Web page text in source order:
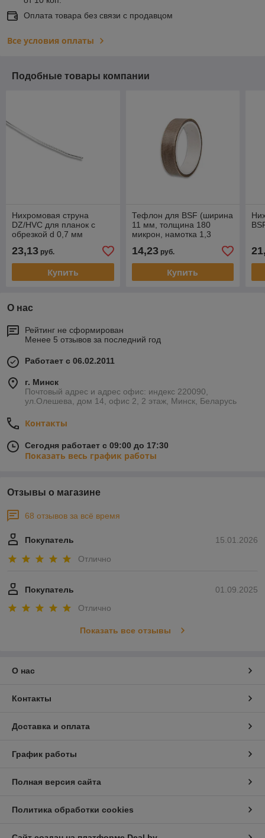
Оплата товара без связи с продавцом
Все условия оплаты
Подобные товары компании
Нихромовая струна
DZ/HVC для планок с
обрезкой d 0,7 мм
23,13 руб.
Купить
Тефлон для BSF (ширина
11 мм, толщина 180
микрон, намотка 1,3
14,23руб.
Купить
О нас
Рейтинг не сформирован
Менее 5 отзывов за последний год
Работает с 06.02.2011
г. Минск
Почтовый адрес и адрес офис: индекс 220090,
ул.Олешева, дом 14, офис 2, 2 этаж, Минск, Беларусь
Контакты
Сегодня работает с 09:00 до 17:30
Показать весь график работы
Отзывы о магазине
68 отзывов за всё время
15.01.2026
Покупатель
Отлично
01.09.2025
Покупатель
Отлично
Показать все отзывы
О нас
Контакты
Доставка и оплата
График работы
Полная версия сайта
Политика обработки cookies